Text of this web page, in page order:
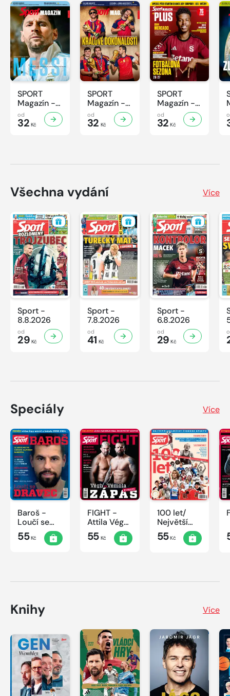
SPORT
Magazín -
32/2026
od
32 Kč
SPORT
Magazín -
31/2026
od
32 Kč
SPORT
Magazín -
30/2026
od
32 Kč
Všechna vydání Více
Sport -
8.8.2026
od
29 Kč
Sport -
7.8.2026
od
41 Kč
Sport -
6.8.2026
od
29 Kč
Speciály Více
Baroš -
Loučí se
dravec
55Kč
FIGHT -
Attila Végh
vs. Karlos
Vémola
55Kč
100 let/
Největší
okamžiky
českého
55Kč
Knihy Více